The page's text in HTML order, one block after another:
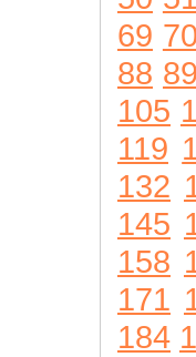
69 70
88 89
105
119
132
145
158
171
184